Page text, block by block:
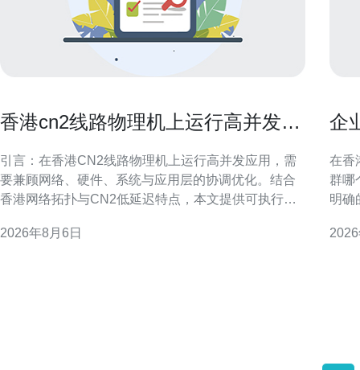
香港cn2线路物理机上运行高并发应
引言：在香港CN2线路物理机上运行高并发应用，需
要兼顾网络、硬件、系统与应用层的协调优化。结合
香港网络拓扑与CN2低延迟特点，本文提供可执行的
低延迟并增强稳定性，适合面向本地与区域性GEO搜
2026年8月6日
企
在香
群哪
明确
衡，确